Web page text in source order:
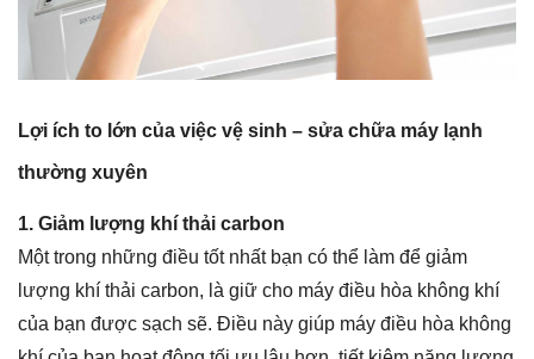
Lợi ích to lớn của việc vệ sinh – sửa chữa máy lạnh
thường xuyên
1. Giảm lượng khí thải carbon
Một trong những điều tốt nhất bạn có thể làm để giảm
lượng khí thải carbon, là giữ cho máy điều hòa không khí
của bạn được sạch sẽ. Điều này giúp máy điều hòa không